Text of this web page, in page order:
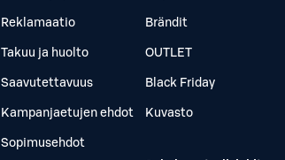
Reklamaatio
Takuu ja huolto
Saavutettavuus
Kampanjaetujen ehdot
Sopimusehdot
Brändit
OUTLET
Black Friday
Kuvasto